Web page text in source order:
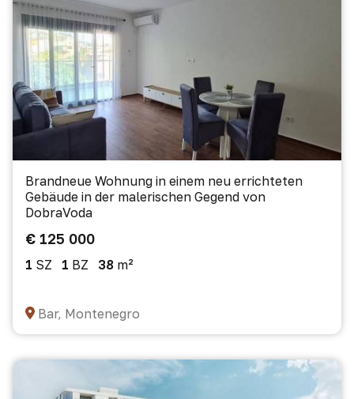
Brandneue Wohnung in einem neu errichteten
Gebäude in der malerischen Gegend von
DobraVoda
€ 125 000
1 SZ 1 BZ 38 m²
Bar, Montenegro